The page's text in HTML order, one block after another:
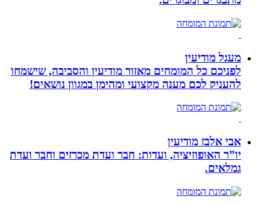
מעגל מודיעין
לפניכם כל המומחים מאזור מודיעין והסביבה, שישמחו
להעניק לכם מענה מקצועי ומהימן במגוון נושאים!
אבי אלבז מודיעין
יו”ר האופוזיציה, ועדות: חבר ועדת מכרזים וחבר ועדת
גמלאים.